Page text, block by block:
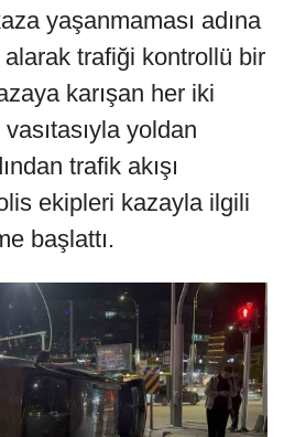
yaşanmaması adına
trafiği kontrollü bir
karışan her iki
yoldan
trafik akışı
ekipleri kazayla ilgili
başlattı.